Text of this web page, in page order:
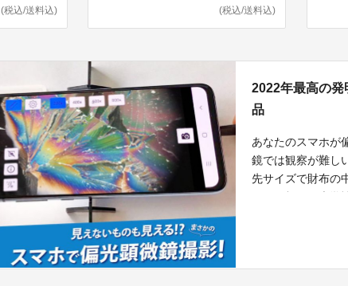
(税込/送料込) (税込/送料込)
2022年最高の発
品
あなたのスマホが
鏡では観察が難し
先サイズで財布の